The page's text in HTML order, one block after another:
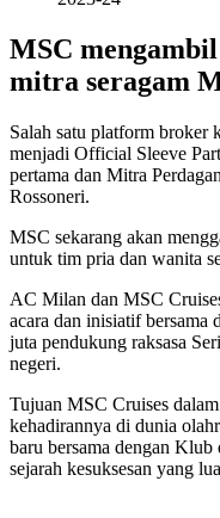
MSC
mitra seragam
Salah satu platform
menjadi Official Sleeve
pertama dan Mitra
Rossoneri.
MSC sekarang akan
untuk tim pria dan wanita
AC Milan dan MSC
acara dan inisiatif bersama
juta pendukung raksasa
negeri.
Tujuan MSC Cruises
kehadirannya di dunia
baru bersama dengan
sejarah kesuksesan yang